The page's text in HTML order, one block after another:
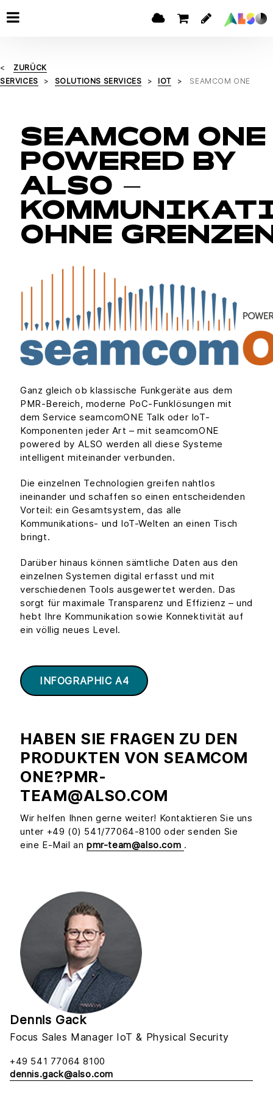
ZURÜCK
SERVICES
SOLUTIONS SERVICES IOT SEAMCOM ONE
SEAMCOM ONE
POWERED BY
ALSO –
OHNE
Ganz gleich ob klassische Funkgeräte aus dem
PMR-Bereich, moderne PoC-Funklösungen mit
dem Service seamcomONE Talk oder IoT-
Komponenten jeder Art – mit seamcomONE
powered by ALSO werden all diese Systeme
intelligent miteinander verbunden.
Die einzelnen Technologien greifen nahtlos
ineinander und schaffen so einen entscheidenden
Vorteil: ein Gesamtsystem, das alle
Kommunikations- und IoT-Welten an einen Tisch
bringt.
Darüber hinaus können sämtliche Daten aus den
einzelnen Systemen digital erfasst und mit
verschiedenen Tools ausgewertet werden. Das
sorgt für maximale Transparenz und Effizienz – und
hebt Ihre Kommunikation sowie Konnektivität auf
ein völlig neues Level.
INFOGRAPHIC A4
HABEN SIE FRAGEN ZU DEN
PRODUKTEN VON SEAMCOM
ONE?PMR-
TEAM@ALSO.COM
Wir helfen Ihnen gerne weiter! Kontaktieren Sie uns
unter +49 (0) 541/77064-8100 oder senden Sie
eine E-Mail an pmr-team@also.com .
Dennis Gack
Focus Sales Manager IoT & Physical Security
+49 541 77064 8100
dennis.gack@also.com